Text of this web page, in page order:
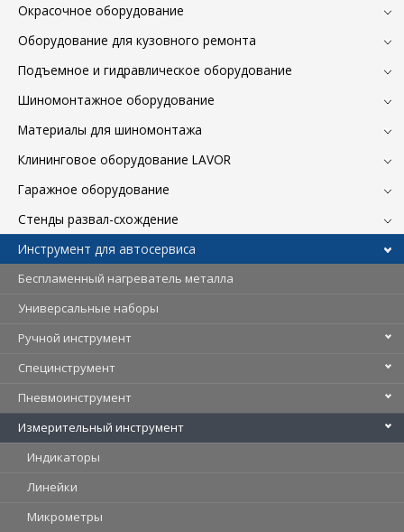
Окрасочное оборудование
Оборудование для кузовного ремонта
Подъемное и гидравлическое оборудование
Шиномонтажное оборудование
Материалы для шиномонтажа
Клининговое оборудование LAVOR
Гаражное оборудование
Стенды развал-схождение
Инструмент для автосервиса
Беспламенный нагреватель металла
Универсальные наборы
Ручной инструмент
Специнструмент
Пневмоинструмент
Измерительный инструмент
Индикаторы
Линейки
Микрометры